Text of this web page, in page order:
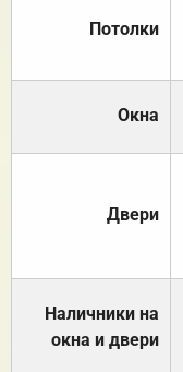
Потолки
Окна
Двери
Наличники на
окна и двери